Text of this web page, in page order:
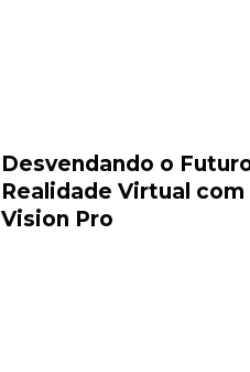
Desvendando o
Realidade Virtual com
Vision Pro